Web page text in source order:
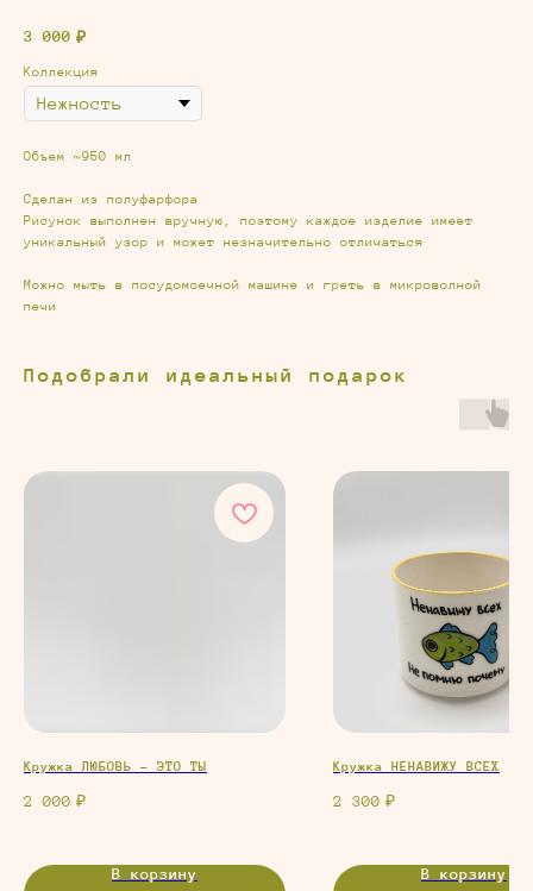
3 000 ₽
Коллекция
Объем ~950 мл
Сделан из полуфарфора
Рисунок выполнен вручную, поэтому каждое изделие имеет
уникальный узор и может незначительно отличаться
Можно мыть в посудомоечной машине и греть в микроволной
печи
Подобрали идеальный подарок
Кружка ЛЮБОВЬ - ЭТО ТЫ
2 000 ₽
В корзину
Кружка НЕНАВИЖУ ВСЕХ
2 300 ₽
В корзину